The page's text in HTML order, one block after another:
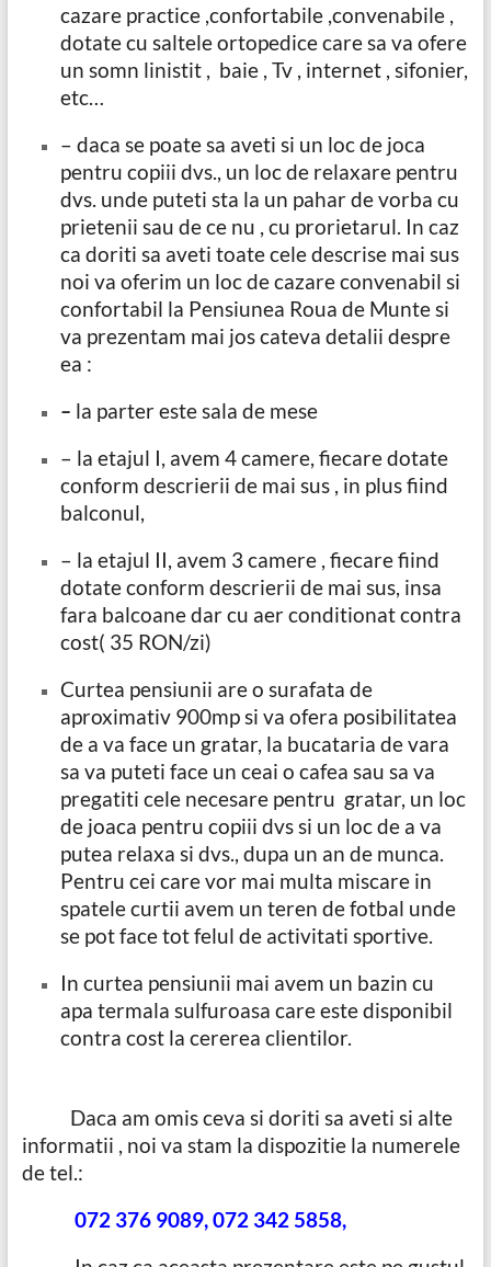
cazare practice ,confortabile ,convenabile ,
dotate cu saltele ortopedice care sa va ofere
un somn linistit , baie , Tv , internet , sifonier,
etc…
– daca se poate sa aveti si un loc de joca
pentru copiii dvs., un loc de relaxare pentru
dvs. unde puteti sta la un pahar de vorba cu
prietenii sau de ce nu , cu prorietarul. In caz
ca doriti sa aveti toate cele descrise mai sus
noi va oferim un loc de cazare convenabil si
confortabil la Pensiunea Roua de Munte si
va prezentam mai jos cateva detalii despre
ea :
– la parter este sala de mese
– la etajul I, avem 4 camere, fiecare dotate
conform descrierii de mai sus , in plus fiind
balconul,
– la etajul II, avem 3 camere , fiecare fiind
dotate conform descrierii de mai sus, insa
fara balcoane dar cu aer conditionat contra
cost( 35 RON/zi)
Curtea pensiunii are o surafata de
aproximativ 900mp si va ofera posibilitatea
de a va face un gratar, la bucataria de vara
sa va puteti face un ceai o cafea sau sa va
pregatiti cele necesare pentru gratar, un loc
de joaca pentru copiii dvs si un loc de a va
putea relaxa si dvs., dupa un an de munca.
Pentru cei care vor mai multa miscare in
spatele curtii avem un teren de fotbal unde
se pot face tot felul de activitati sportive.
In curtea pensiunii mai avem un bazin cu
apa termala sulfuroasa care este disponibil
contra cost la cererea clientilor.
Daca am omis ceva si doriti sa aveti si alte
informatii , noi va stam la dispozitie la numerele
de tel.:
072 376 9089, 072 342 5858,